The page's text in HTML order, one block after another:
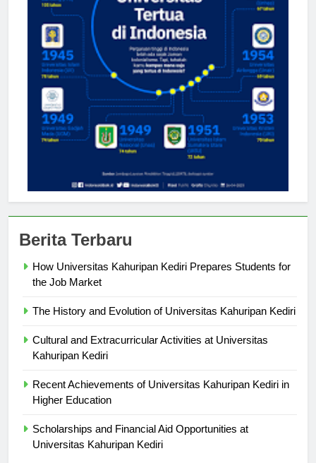
Berita Terbaru
How Universitas Kahuripan Kediri Prepares Students for
the Job Market
The History and Evolution of Universitas Kahuripan Kediri
Cultural and Extracurricular Activities at Universitas
Kahuripan Kediri
Recent Achievements of Universitas Kahuripan Kediri in
Higher Education
Scholarships and Financial Aid Opportunities at
Universitas Kahuripan Kediri